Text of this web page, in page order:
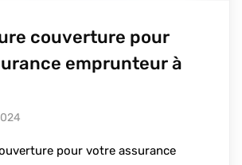
couverture pour
emprunteur à
pour votre assurance